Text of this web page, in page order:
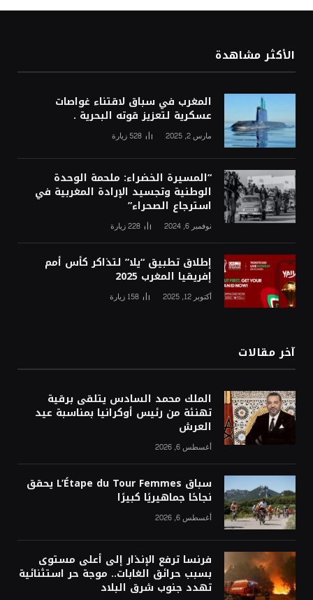
الأكثر مشاهدة
المغرب في سباق لاقتناء غواصات
عسكرية لتعزيز قوته البحرية .
مارس 2, 2025 528 زيارة
“المسيرة الخضراء: ملحمة الوحدة
الوطنية وتجسيد الإرادة المغربية في
استرجاع الصحراء”
نوفمبر 6, 2024 228زيارة
إطلاق تطبيق “يلا” لتذاكر كأس أمم
إفريقيا المغرب 2025
أكتوبر 12, 2025 158 زيارة
آخر مقالات
الملك محمد السادس يتلقى برقية
تهنئة من رئيس أوكرانيا بمناسبة عيد
العرش
أغسطس 6, 2026
سباق L’Étape du Tour Femmes يحقق
نجاحًا جماهيريًا كبيرًا
أغسطس 6, 2026
فرنسا ترفع الإنذار إلى أعلى مستوى
بسبب حرائق الغابات.. موجة حر استثنائية
تهدد جنوب شرق البلاد